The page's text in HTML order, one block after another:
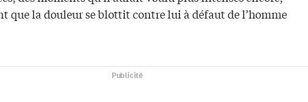
que la douleur se blottit contre lui à défaut de l’homme
Publicité